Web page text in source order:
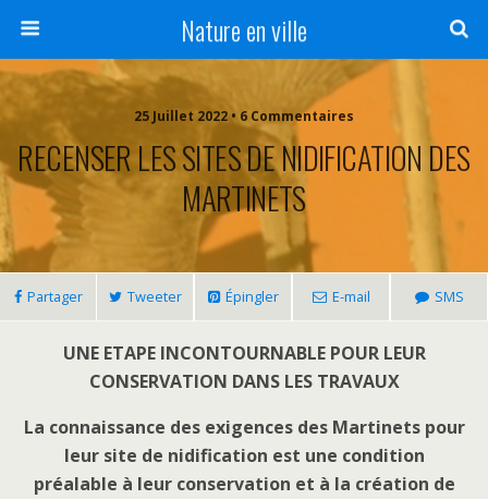
Nature en ville
25 Juillet 2022 • 6 Commentaires
RECENSER LES SITES DE NIDIFICATION DES
MARTINETS
Partager Tweeter Épingler E-mail SMS
UNE ETAPE INCONTOURNABLE POUR LEUR
CONSERVATION DANS LES TRAVAUX
La connaissance des exigences des Martinets pour
leur site de nidification est une condition
préalable à leur conservation et à la création de